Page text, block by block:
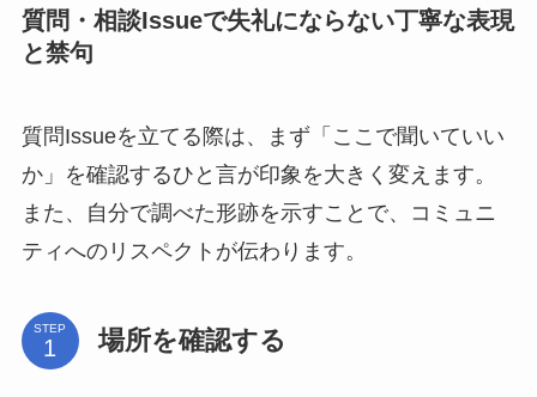
質問・相談Issueで失礼にならない丁寧な表現
と禁句
質問Issueを立てる際は、まず「ここで聞いていい
か」を確認するひと言が印象を大きく変えます。
また、自分で調べた形跡を示すことで、コミュニ
ティへのリスペクトが伝わります。
STEP 場所を確認する